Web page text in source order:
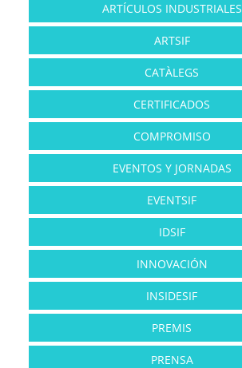
ARTÍCULOS INDUSTRIALES
ARTSIF
CATÀLEGS
CERTIFICADOS
COMPROMISO
EVENTOS Y JORNADAS
EVENTSIF
IDSIF
INNOVACIÓN
INSIDESIF
PREMIS
PRENSA